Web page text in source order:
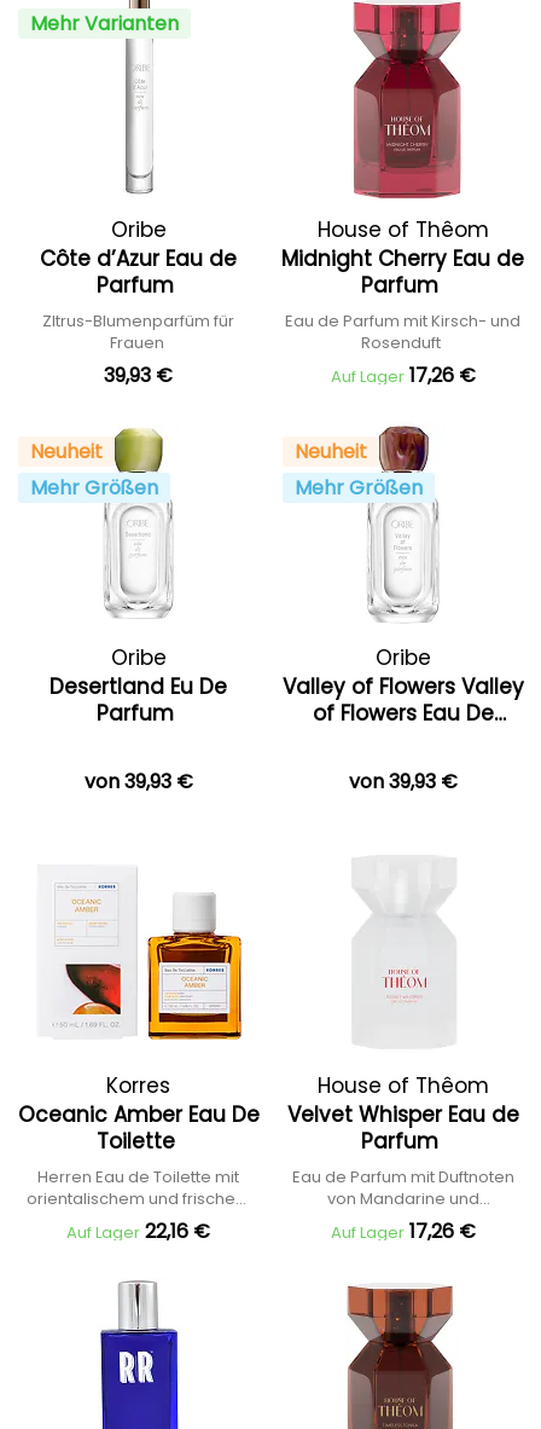
Mehr Varianten
Oribe
Côte d’Azur Eau de
Parfum
ZItrus-Blumenparfüm für
Frauen
39,93 €
House of Thêom
Midnight Cherry Eau de
Parfum
Eau de Parfum mit Kirsch- und
Rosenduft
Auf Lager 17,26 €
Neuheit
Mehr Größen
Oribe
Desertland Eu De
Parfum
von 39,93 €
Neuheit
Mehr Größen
Oribe
Valley of Flowers Valley
of Flowers Eau De
von 39,93 €
Korres
Oceanic Amber Eau De
Toilette
Herren Eau de Toilette mit
orientalischem und frischem
Duft
Auf Lager 22,16 €
House of Thêom
Velvet Whisper Eau de
Parfum
Eau de Parfum mit Duftnoten
von Mandarine und
Orangenblüte
Auf Lager 17,26 €